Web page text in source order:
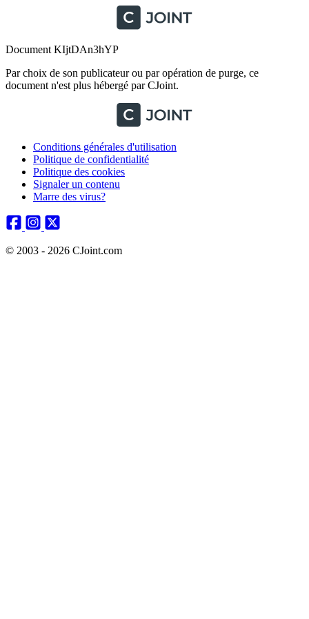
Document KIjtDAn3hYP
Par choix de son publicateur ou par opération de purge, ce
document n'est plus hébergé par CJoint.
Conditions générales d'utilisation
Politique de confidentialité
Politique des cookies
Signaler un contenu
Marre des virus?
© 2003 - 2026 CJoint.com